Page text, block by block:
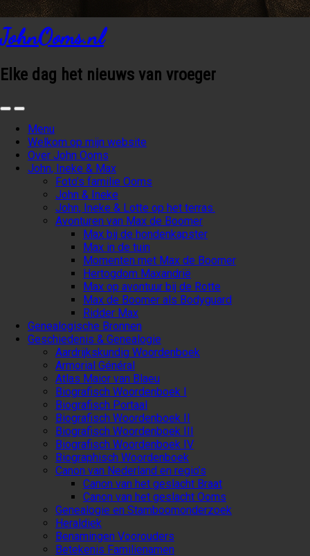
JohnOoms.nl
Elke dag het nieuws van vroeger
Menu
Welkom op mijn website
Over John Ooms
John, Ineke & Max
Foto’s familie Ooms
John & Ineke
John, Ineke & Lotte op het terras.
Avonturen van Max de Boomer
Max bij de hondenkapster
Max in de tuin
Momenten met Max de Boomer
Hertogdom Maxandrië
Max op avontuur bij de Rotte
Max de Boomer als Bodyguard
Ridder Max
Genealogische Bronnen
Geschiedenis & Genealogie
Aardrijkskundig Woordenboek
Armorial Général
Atlas Maior van Blaeu
Biografisch Woordenboek I
Biografisch Portaal
Biografisch Woordenboek II
Biografisch Woordenboek III
Biografisch Woordenboek IV
Biographisch Woordenboek
Canon van Nederland en regio’s
Canon van het geslacht Braat
Canon van het geslacht Ooms
Genealogie en Stamboomonderzoek
Heraldiek
Benamingen Voorouders
Betekenis Familienamen